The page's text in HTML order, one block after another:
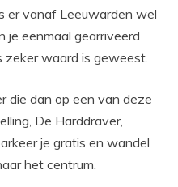
er vanaf Leeuwarden wel
je eenmaal gearriveerd
zeker waard is geweest.
die dan op een van deze
De Harddraver,
je gratis en wandel
het centrum.